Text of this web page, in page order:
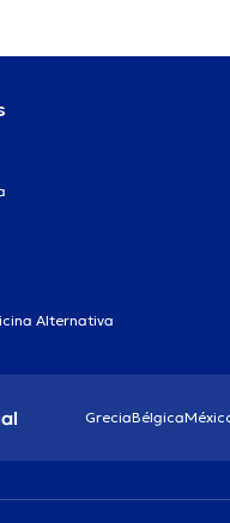
Alternativa
GreciaBélgica